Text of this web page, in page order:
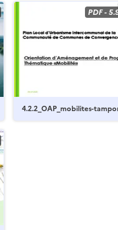
PDF-
4.2.2_OAP_mobilites-